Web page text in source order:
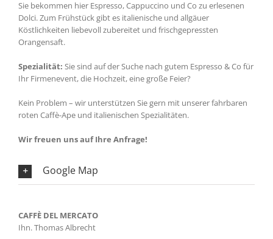
Sie bekommen hier Espresso, Cappuccino und Co zu erlesenen
Dolci. Zum Frühstück gibt es italienische und allgäuer
Köstlichkeiten liebevoll zubereitet und frischgepressten
Orangensaft.
Spezialität: Sie sind auf der Suche nach gutem Espresso & Co für
Ihr Firmenevent, die Hochzeit, eine große Feier?
Kein Problem – wir unterstützen Sie gern mit unserer fahrbaren
roten Caffè-Ape und italienischen Spezialitäten.
Wir freuen uns auf Ihre Anfrage!
Google Map
CAFFÈ DEL MERCATO
Ihn. Thomas Albrecht